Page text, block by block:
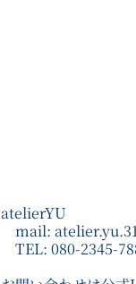
atelierYU
mail:
TEL: 080-2345-